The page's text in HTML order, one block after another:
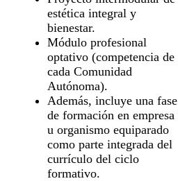
estética integral y
bienestar.
Módulo profesional
optativo (competencia de
cada Comunidad
Autónoma).
Además, incluye una fase
de formación en empresa
u organismo equiparado
como parte integrada del
currículo del ciclo
formativo.